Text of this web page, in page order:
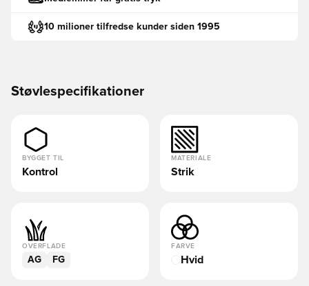
10 milioner tilfredse kunder siden 1995
Støvlespecifikationer
BYGGET TIL
Kontrol
MATERIALE
Strik
OVERFLADE
AG FG
FARVE
Hvid